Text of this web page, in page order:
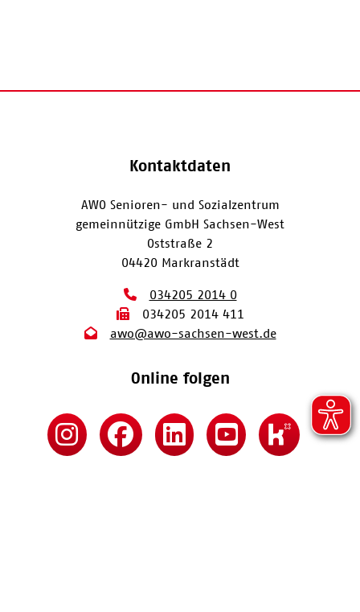
Kontaktdaten
AWO Senioren- und Sozialzentrum
gemeinnützige GmbH Sachsen-West
Oststraße 2
04420 Markranstädt
034205 2014 0
034205 2014 411
awo@awo-sachsen-west.de
Online folgen